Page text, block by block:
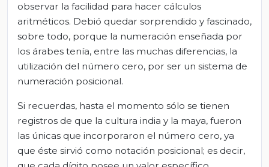
observar la facilidad para hacer cálculos
aritméticos. Debió quedar sorprendido y fascinado,
sobre todo, porque la numeración enseñada por
los árabes tenía, entre las muchas diferencias, la
utilización del número cero, por ser un sistema de
numeración posicional.
Si recuerdas, hasta el momento sólo se tienen
registros de que la cultura india y la maya, fueron
las únicas que incorporaron el número cero, ya
que éste sirvió como notación posicional; es decir,